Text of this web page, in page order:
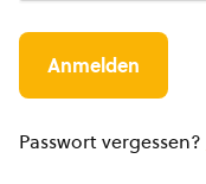
Passwort vergessen?